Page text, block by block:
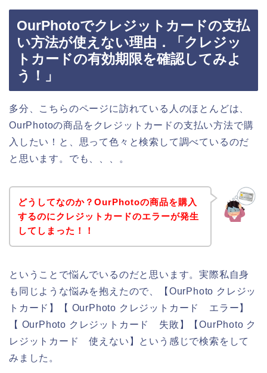
OurPhotoでクレジットカードの支払
い方法が使えない理由．「クレジッ
トカードの有効期限を確認してみよ
う！」
多分、こちらのページに訪れている人のほとんどは、
OurPhotoの商品をクレジットカードの支払い方法で購
入したい！と、思って色々と検索して調べているのだ
と思います。でも、、、。
どうしてなのか？OurPhotoの商品を購入
するのにクレジットカードのエラーが発生
してしまった！！
ということで悩んでいるのだと思います。実際私自身
も同じような悩みを抱えたので、【OurPhoto クレジッ
トカード】【 OurPhoto クレジットカード エラー】
【 OurPhoto クレジットカード 失敗】【OurPhoto ク
レジットカード 使えない】という感じで検索をして
みました。